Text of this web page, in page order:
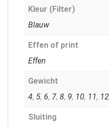
Kleur (Filter)
Blauw
Effen of print
Effen
Gewicht
4, 5, 6, 7, 8, 9, 10, 11, 12
Sluiting